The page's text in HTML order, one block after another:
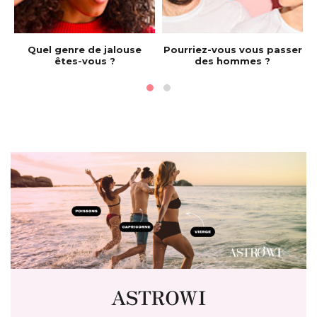
Quel genre de jalouse
êtes-vous ?
Pourriez-vous vous passer
des hommes ?
ASTROWI